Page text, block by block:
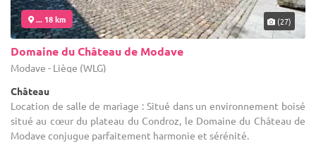
... 18 km (27)
Domaine du Château de Modave
Modave - Liège (WLG)
Château
Location de salle de mariage : Situé dans un environnement boisé
situé au cœur du plateau du Condroz, le Domaine du Château de
Modave conjugue parfaitement harmonie et sérénité.